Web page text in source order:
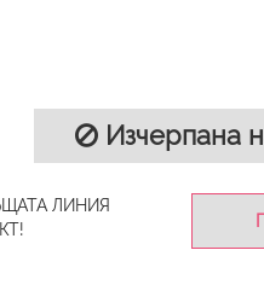
Изчерпана
ЛИНИЯ